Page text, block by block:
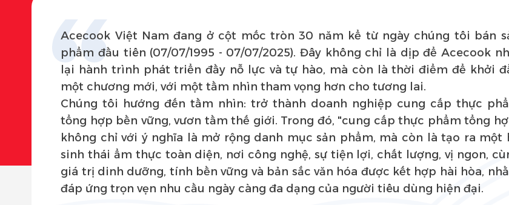
Acecook Việt Nam đang ở cột mốc tròn 30 năm kể từ ngày chúng tôi bán
phẩm đầu tiên (07/07/1995 - 07/07/2025). Đây không chỉ là dịp để Acecook
lại hành trình phát triển đầy nỗ lực và tự hào, mà còn là thời điểm để khởi
một chương mới, với một tầm nhìn tham vọng hơn cho tương lai.
Chúng tôi hướng đến tầm nhìn: trở thành doanh nghiệp cung cấp thực
tổng hợp bền vững, vươn tầm thế giới. Trong đó, "cung cấp thực phẩm tổng
không chỉ với ý nghĩa là mở rộng danh mục sản phẩm, mà còn là tạo ra một
sinh thái ẩm thực toàn diện, nơi công nghệ, sự tiện lợi, chất lượng, vị ngon,
giá trị dinh dưỡng, tính bền vững và bản sắc văn hóa được kết hợp hài hòa,
đáp ứng trọn vẹn nhu cầu ngày càng đa dạng của người tiêu dùng hiện đại.